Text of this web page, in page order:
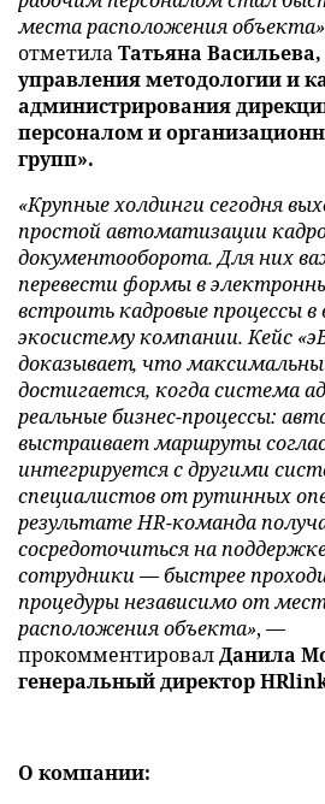
места расположения объекта»
отметилаТатьяна
управления методологии и
администрирования
персоналом и
групп».
«Крупные холдинги сегодня
простой автоматизации
документооборота. Для них
перевести формы в
встроить кадровые процессы
экосистему компании. Кейс
доказывает, что
достигается, когда система
реальные бизнес-процессы:
выстраивает маршруты
интегрируется с другими
специалистов от рутинных
результате HR-команда
сосредоточиться на
сотрудники — быстрее
процедуры независимо от
расположения объекта», —
прокомментировалДанила
генеральный директор
О компании: